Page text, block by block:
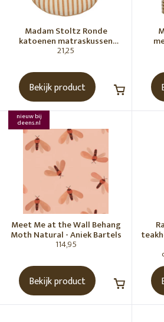
Madam Stoltz Ronde
katoenen matraskussen
Gebroken wit, donkere
21,25
Bekijk product
nieuw bij
deens.nl
Meet Me at the Wall Behang
Moth Natural - Aniek Bartels
114,95
Bekijk product